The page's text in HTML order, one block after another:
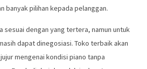
banyak pilihan kepada pelanggan.
sesuai dengan yang tertera, namun untuk
dapat dinegosiasi. Toko terbaik akan
mengenai kondisi piano tanpa